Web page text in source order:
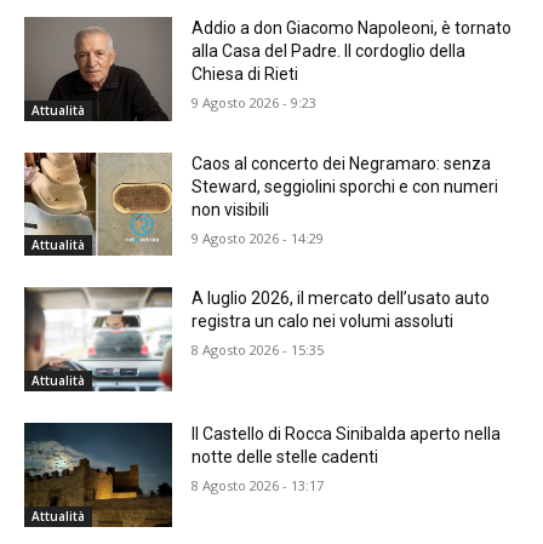
Attualità
Addio a don Giacomo Napoleoni, è tornato
alla Casa del Padre. Il cordoglio della
Chiesa di Rieti
9 Agosto 2026 - 9:23
Attualità
Caos al concerto dei Negramaro: senza
Steward, seggiolini sporchi e con numeri
non visibili
9 Agosto 2026 - 14:29
Attualità
A luglio 2026, il mercato dell’usato auto
registra un calo nei volumi assoluti
8 Agosto 2026 - 15:35
Attualità
Il Castello di Rocca Sinibalda aperto nella
notte delle stelle cadenti
8 Agosto 2026 - 13:17